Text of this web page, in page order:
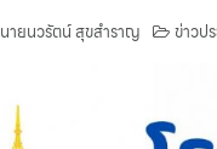
นายนวรัตน์ สุขสำราญ ข่าวป